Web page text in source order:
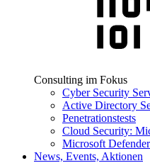
Consulting im Fokus
Cyber Security
Active Directory
Penetrationstests
Cloud Security:
Microsoft
News, Events, Aktionen